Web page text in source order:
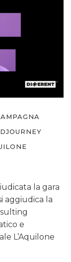
la gara
aggiudica la
e
L’Aquilone